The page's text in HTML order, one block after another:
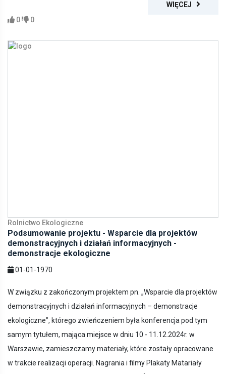
WIĘCEJ
0
0
Rolnictwo Ekologiczne
Podsumowanie projektu - Wsparcie dla projektów
demonstracyjnych i działań informacyjnych -
demonstracje ekologiczne
01-01-1970
W związku z zakończonym projektem pn. „Wsparcie dla projektów
demonstracyjnych i działań informacyjnych – demonstracje
ekologiczne”, którego zwieńczeniem była konferencja pod tym
samym tytułem, mająca miejsce w dniu 10 - 11.12.2024r. w
Warszawie, zamieszczamy materiały, które zostały opracowane
w trakcie realizacji operacji. Nagrania i filmy Plakaty Matariały